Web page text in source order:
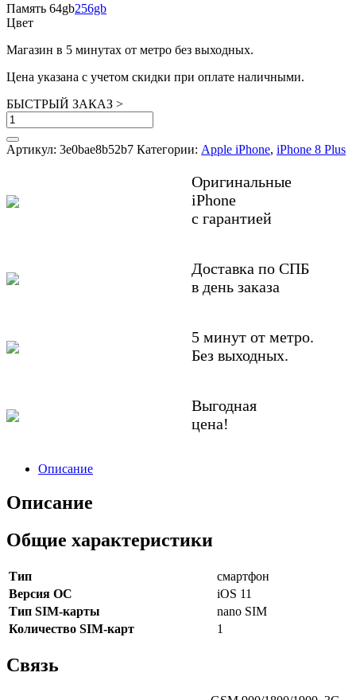
Память 64gb256gb
Цвет
Магазин в 5 минутах от метро без выходных.
Цена указана с учетом скидки при оплате наличными.
БЫСТРЫЙ ЗАКАЗ >
Количество
товара
iPhone
8+
gray
Артикул: 3e0bae8b52b7 Категории: Apple iPhone, iPhone 8 Plus
Оригинальные
iPhone
с гарантией
Доставка по СПБ
в день заказа
5 минут от метро.
Без выходных.
Выгодная
цена!
Описание
Описание
Общие характеристики
Тип
смартфон
Версия ОС
iOS 11
Тип SIM-карты
nano SIM
Количество SIM-карт
1
Связь